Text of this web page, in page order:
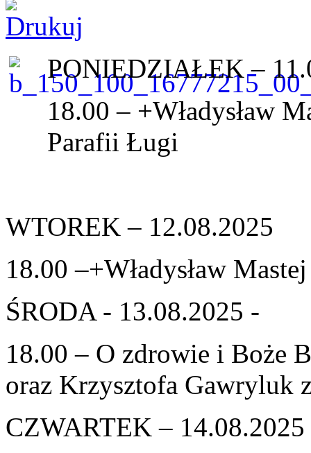
PONIEDZIAŁEK –
18.00 – +Władysław
Parafii Ługi
WTOREK – 12.08.2025
18.00 –+Władysław
ŚRODA - 13.08.2025 -
18.00 – O zdrowie i Boże
oraz Krzysztofa Gawryluk
CZWARTEK – 14.08.2025